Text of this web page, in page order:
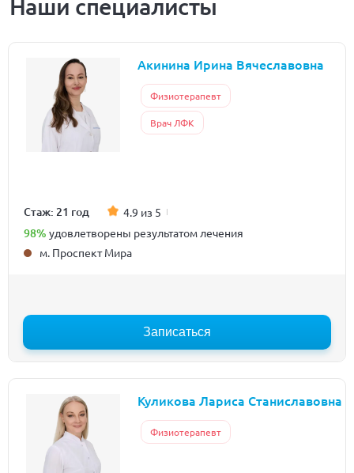
Акинина Ирина Вячеславовна
Физиотерапевт
Врач ЛФК
Стаж: 21 год 4.9 из 5
98% удовлетворены результатом лечения
м. Проспект Мира
Записаться
Куликова Лариса Станиславовна
Физиотерапевт